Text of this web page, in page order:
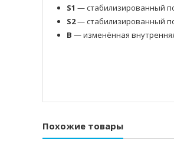
S1 — стабилизированный
S2— стабилизированный
B — изменённая
Похожие товары